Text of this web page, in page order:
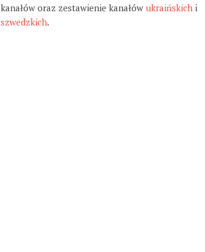
kanałów oraz zestawienie kanałów ukraińskich i
szwedzkich.